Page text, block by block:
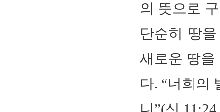
의 뜻으로
단순히 땅
새로운 땅을
다. “너희의
니”(신